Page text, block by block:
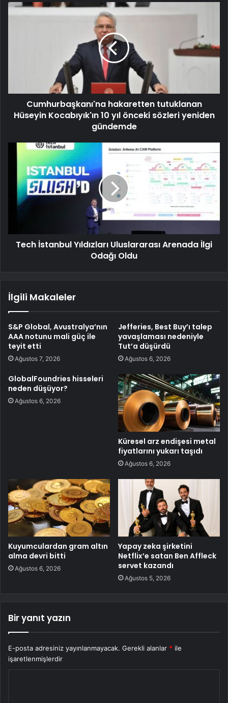
Cumhurbaşkanı'na hakaretten tutuklanan
Hüseyin Kocabıyık'ın 10 yıl önceki sözleri yeniden
gündemde
Tech İstanbul Yıldızları Uluslararası Arenada İlgi
Odağı Oldu
İlgili Makaleler
S&P Global, Avustralya’nın
AAA notunu mali güç ile
teyit etti
Ağustos 7, 2026
Jefferies, Best Buy’ı talep
yavaşlaması nedeniyle
Tut’a düşürdü
Ağustos 6, 2026
GlobalFoundries hisseleri
neden düşüyor?
Ağustos 6, 2026
Küresel arz endişesi metal
fiyatlarını yukarı taşıdı
Ağustos 6, 2026
Kuyumculardan gram altın
alma devri bitti
Ağustos 6, 2026
Yapay zeka şirketini
Netflix’e satan Ben Affleck
servet kazandı
Ağustos 5, 2026
Bir yanıt yazın
E-posta adresiniz yayınlanmayacak. Gerekli alanlar * ile
işaretlenmişlerdir